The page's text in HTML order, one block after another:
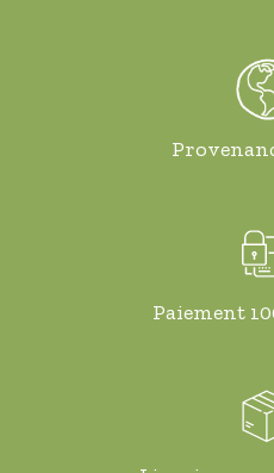
Paiement